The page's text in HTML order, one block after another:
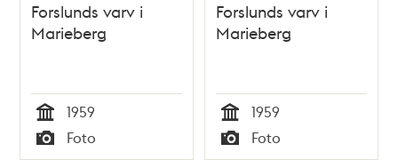
Forslunds varv i
Marieberg
Tid
1959
Typ
Foto
Forslunds varv i
Marieberg
Tid
1959
Typ
Foto